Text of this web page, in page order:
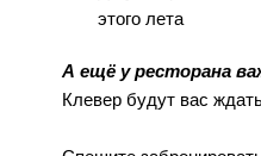
этого лета
А ещё у ресторана
Клевер будут вас